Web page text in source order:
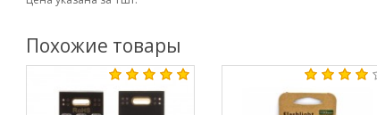
Похожие товары